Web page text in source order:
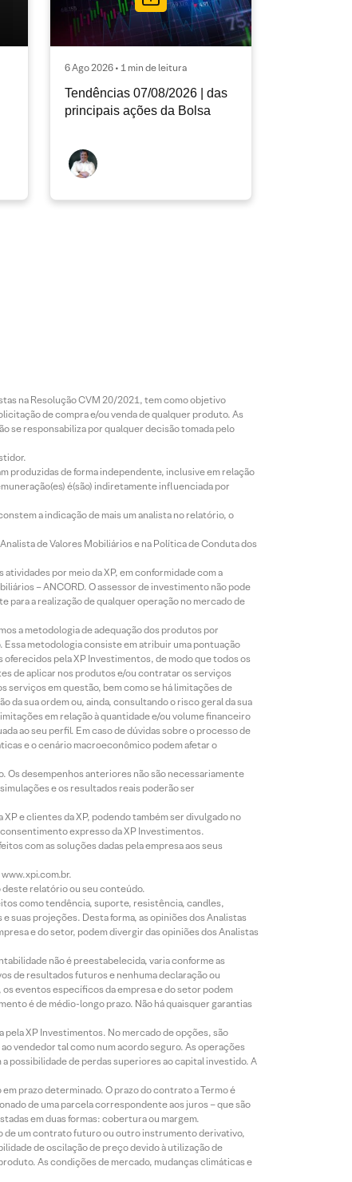
6 Ago 2026 • 1 min de leitura
Tendências 07/08/2026 | das
principais ações da Bolsa
na Resolução CVM 20/2021, tem como objetivo
de compra e/ou venda de qualquer produto. As
se responsabiliza por qualquer decisão tomada pelo
produzidas de forma independente, inclusive em relação
é(são) indiretamente influenciada por
a indicação de mais um analista no relatório, o
de Valores Mobiliários e na Política de Conduta dos
por meio da XP, em conformidade com a
– ANCORD. O assessor de investimento não pode
a realização de qualquer operação no mercado de
a metodologia de adequação dos produtos por
metodologia consiste em atribuir uma pontuação
oferecidos pela XP Investimentos, de modo que todos os
de aplicar nos produtos e/ou contratar os serviços
serviços em questão, bem como se há limitações de
da sua ordem ou, ainda, consultando o risco geral da sua
em relação à quantidade e/ou volume financeiro
ao seu perfil. Em caso de dúvidas sobre o processo de
e o cenário macroeconômico podem afetar o
Os desempenhos anteriores não são necessariamente
e os resultados reais poderão ser
e clientes da XP, podendo também ser divulgado no
expresso da XP Investimentos.
com as soluções dadas pela empresa aos seus
relatório ou seu conteúdo.
como tendência, suporte, resistência, candles,
suas projeções. Desta forma, as opiniões dos Analistas
e do setor, podem divergir das opiniões dos Analistas
não é preestabelecida, varia conforme as
de resultados futuros e nenhuma declaração ou
eventos específicos da empresa e do setor podem
é de médio-longo prazo. Não há quaisquer garantias
XP Investimentos. No mercado de opções, são
vendedor tal como num acordo seguro. As operações
possibilidade de perdas superiores ao capital investido. A
prazo determinado. O prazo do contrato a Termo é
de uma parcela correspondente aos juros – que são
em duas formas: cobertura ou margem.
de um contrato futuro ou outro instrumento derivativo,
de oscilação de preço devido à utilização de
As condições de mercado, mudanças climáticas e